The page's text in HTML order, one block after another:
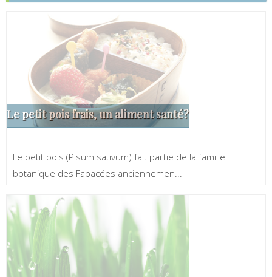
Le petit pois frais, un aliment santé?
Le petit pois (Pisum sativum) fait partie de la famille
botanique des Fabacées anciennemen...